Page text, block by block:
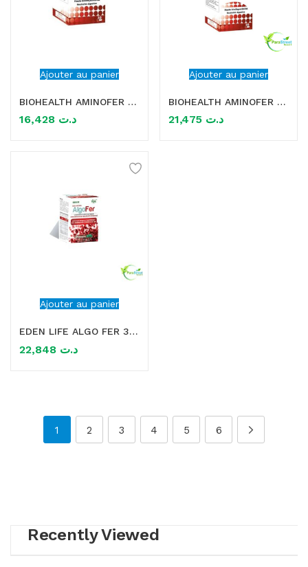
Ajouter au panier
BIOHEALTH AMINOFER 30 GELLULES
د.ت
Ajouter au panier
BIOHEALTH AMINOFER 30 GELLULES
د.ت
Ajouter au panier
EDEN LIFE ALGO FER 30 COMPRIMES
د.ت
1 2 3 4 5 6
Recently Viewed